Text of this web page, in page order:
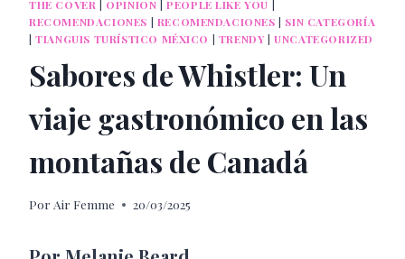
THE COVER | OPINION |PEOPLE LIKE YOU |
RECOMENDACIONES | RECOMENDACIONES | SIN CATEGORÍA
|TIANGUIS TURÍSTICO MÉXICO | TRENDY |UNCATEGORIZED
Sabores de Whistler: Un
viaje gastronómico en las
montañas de Canadá
Por Air Femme 20/03/2025